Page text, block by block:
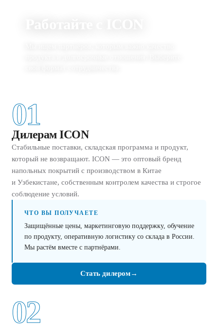
01
Дилерам ICON
Стабильные поставки, складская программа и продукт,
который не возвращают. ICON — это оптовый бренд
напольных покрытий с производством в Китае
и Узбекистане, собственным контролем качества и строгое
соблюдение условий.
ЧТО ВЫ ПОЛУЧАЕТЕ
Защищённые цены, маркетинговую поддержку, обучение
по продукту, оперативную логистику со склада в России.
Мы растём вместе с партнёрами.
Стать дилером→
02